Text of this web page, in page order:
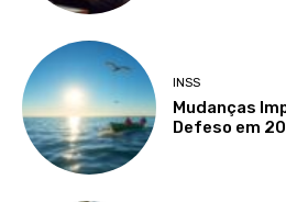
INSS
Mudanças
Defeso em